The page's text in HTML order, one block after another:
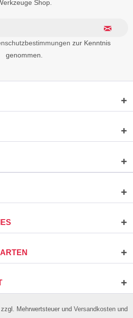
Shop.
zur Kenntnis
genommen.
Mehrwertsteuer und Versandkostenund